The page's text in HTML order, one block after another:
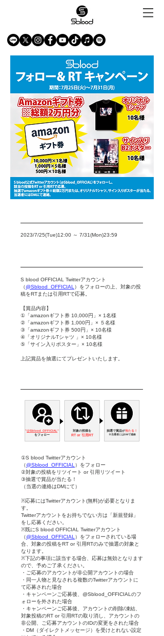
2023/7/25(Tue)12:00 ～ 7/31(Mon)23:59
S blood OFFICIAL Twitterアカウント
（@Sblood_OFFICIAL ）をフォローの上、対象の投
稿をRTまたは引用RTで応募。
​【賞品内容】
①「amazonギフト券 10,000円」× 1名様
②「amazonギフト券 1,000円」× ５名様
③「amazonギフト券 500円」× 10名様
④「オリジナルTシャツ 」× 10名様
⑤「サイン入りポスター」× 10名様
​上記賞品を抽選にてプレゼントいたします。
"​@Sblood_OFFICIAL "
をフォロー
対象の投稿を
RT or 引用RT
抽選で賞品が当たる！
※当選者にはDMで連絡​
①S blood Twitterアカウント
（@Sblood_OFFICIAL ）をフォロー
②対象の投稿をリツイート or 引用リツイート
③抽選で賞品が当たる！
（当選の連絡はDMにて）
※応募にはTwitterアカウント(無料)が必要となりま
す。
Twitterアカウントをお持ちでない方は「新規登録」
をし応募ください。
※既にS blood OFFICIAL Twitterアカウント
（@Sblood_OFFICIAL ）をフォローされている場
合、対象の投稿をRT or 引用RTのみで抽選の対象と
なります。
※下記の事項に該当する場合、応募は無効となります
ので、予めご了承ください。
・ご応募のアカウントが非公開アカウントの場合
・同一人物と見なされる複数のTwitterアカウントに
て応募された場合
・キャンペーンご応募後、 @Sblood_OFFICIAL のフ
ォローを外された場合
・キャンペーンご応募後、アカウントの削除/凍結、
対象投稿のRT or 引用RTの取り消し、アカウントの
非公開、ご応募アカウントのIDの変更をされた場合
・DM（ダイレクトメッセージ）を受けとれない設定